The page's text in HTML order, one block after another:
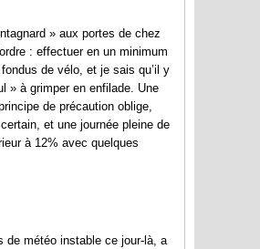
» aux portes de chez
: effectuer en un minimum
de vélo, et je sais qu’il y
» à grimper en enfilade. Une
de précaution oblige,
et une journée pleine de
à 12% avec quelques
météo instable ce jour-là, a